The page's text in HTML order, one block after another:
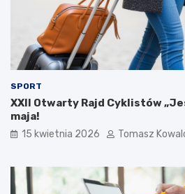
SPORT
XXII Otwarty Rajd Cyklistów
maja!
15 kwietnia 2026 Tomasz